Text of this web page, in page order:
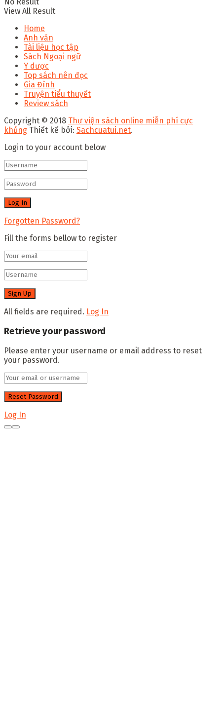
View All Result
Home
Anh văn
Tài liệu học tập
Sách Ngoại ngữ
Y dược
Top sách nên đọc
Gia Đình
Truyện tiểu thuyết
Review sách
Copyright © 2018 Thư viện sách online miễn phí cực
khủng Thiết kế bởi: Sachcuatui.net.
Login to your account below
Forgotten Password?
Fill the forms bellow to register
All fields are required. Log In
Retrieve your password
Please enter your username or email address to reset
your password.
Log In